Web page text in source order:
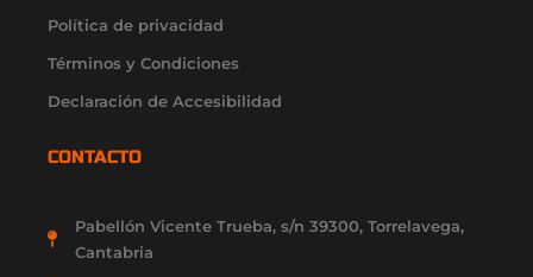
Política de privacidad
Términos y Condiciones
Declaración de Accesibilidad
CONTACTO
Pabellón Vicente Trueba, s/n 39300, Torrelavega,
Cantabria